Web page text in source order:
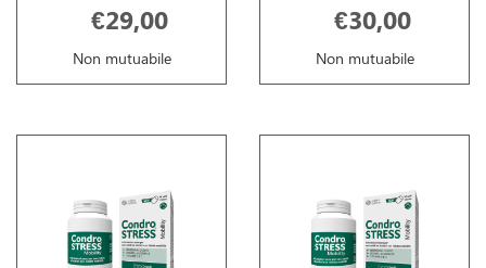
€29,00
Non mutuabile
€30,00
Non mutuabile